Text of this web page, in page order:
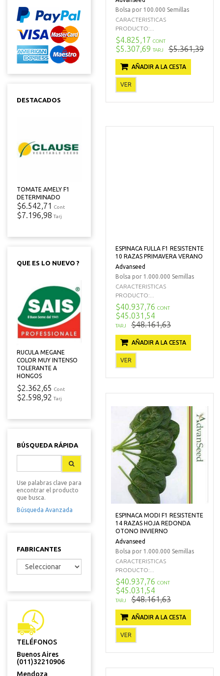
DESTACADOS
TOMATE AMELY F1
DETERMINADO
$6.542,71 Cont
$7.196,98 Tarj
QUE ES LO NUEVO ?
RUCULA MEGANE
COLOR MUY INTENSO
TOLERANTE A
HONGOS
$2.362,65 Cont
$2.598,92 Tarj
BÚSQUEDA RÁPIDA
Use palabras clave para
encontrar el producto
que busca.
Búsqueda Avanzada
FABRICANTES
TELÉFONOS
Buenos Aires
(011)32210906
Mendoza
Bolsa por 100.000 Semillas
CARACTERISTICAS
PRODUCTO:...
$4.825,17 CONT
$5.307,69 TARJ $5.361,39
AÑADIR A LA CESTA
VER
ESPINACA FULLA F1 RESISTENTE
10 RAZAS PRIMAVERA VERANO
Advanseed
Bolsa por 1.000.000 Semillas
CARACTERISTICAS
PRODUCTO:...
$40.937,76 CONT
$45.031,54
TARJ $48.161,63
AÑADIR A LA CESTA
VER
ESPINACA MODI F1 RESISTENTE
14 RAZAS HOJA REDONDA
OTONO INVIERNO
Advanseed
Bolsa por 1.000.000 Semillas
CARACTERISTICAS
PRODUCTO:...
$40.937,76 CONT
$45.031,54
TARJ $48.161,63
AÑADIR A LA CESTA
VER